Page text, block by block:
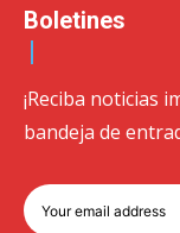
Boletines
¡Reciba noticias
bandeja de